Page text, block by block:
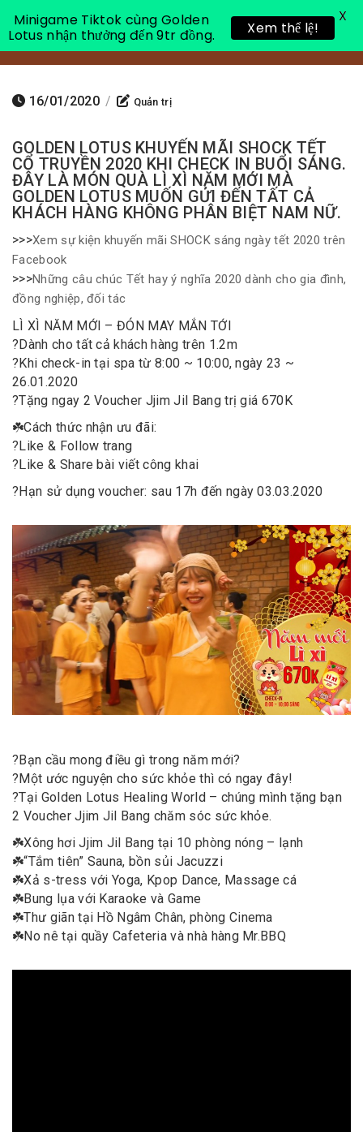
Toggle
16/01/2020 / Quản trị
GOLDEN LOTUS KHUYẾN MÃI SHOCK TẾT
CỔ TRUYỀN 2020 KHI CHECK IN BUỔI SÁNG.
ĐÂY LÀ MÓN QUÀ LÌ XÌ NĂM MỚI MÀ
GOLDEN LOTUS MUỐN GỬI ĐẾN TẤT CẢ
KHÁCH HÀNG KHÔNG PHÂN BIỆT NAM NỮ.
>>>Xem sự kiện khuyến mãi SHOCK sáng ngày tết 2020 trên
Facebook
>>>Những câu chúc Tết hay ý nghĩa 2020 dành cho gia đình,
đồng nghiệp, đối tác
LÌ XÌ NĂM MỚI – ĐÓN MAY MẮN TỚI
?Dành cho tất cả khách hàng trên 1.2m
?Khi check-in tại spa từ 8:00 ~ 10:00, ngày 23 ~
26.01.2020
?Tặng ngay 2 Voucher Jjim Jil Bang trị giá 670K
☘️Cách thức nhận ưu đãi:
?Like & Follow trang
?ᒪike & Share bài viết công khai
?Hạn sử dụng voucher: sau 17h đến ngày 03.03.2020
?Bạn cầu mong điều gì trong năm mới?
?Một ước nguyện cho sức khỏe thì có ngay đây!
?Tại Golden Lotus Healing World – chúng mình tặng bạn
2 Voucher Jjim Jil Bang chăm sóc sức khỏe.
☘️Xông hơi Jjim Jil Bang tại 10 phòng nóng – lạnh
☘️“Tắm tiên” Sauna, bồn sủi Jacuzzi
☘️Xả s-tress với Yoga, Kpop Dance, Massage cá
☘️Bung lụa với Karaoke và Game
☘️Thư giãn tại Hồ Ngâm Chân, phòng Cinema
☘️No nê tại quầy Cafeteria và nhà hàng Mr.BBQ
Minigame Tiktok cùng Golden
Lotus nhận thưởng đến 9tr đồng.
Xem thể lệ!
X